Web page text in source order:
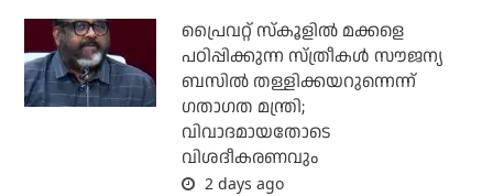
പ്രൈവറ്റ് സ്‌കൂളില്‍ മക്കളെ
പഠിപ്പിക്കുന്ന സ്ത്രീകള്‍ സൗജന്യ
ബസില്‍ തള്ളിക്കയറുന്നെന്ന്
ഗതാഗത മന്ത്രി;
വിവാദമായതോടെ
വിശദീകരണവും
2 days ago